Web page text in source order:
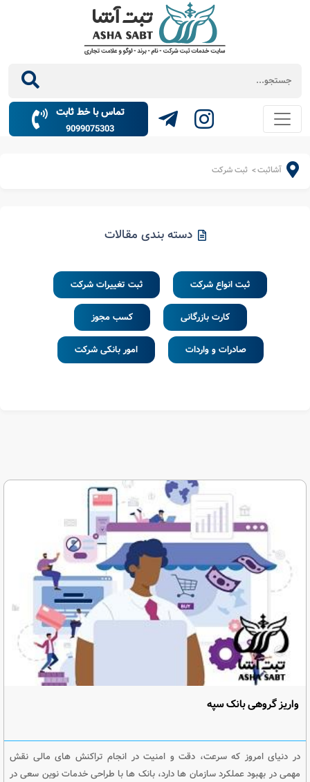
تماس با خط ثابت
9099075303
آشاثبت> ثبت شرکت
دسته بندی مقالات
ثبت انواع شرکت ثبت تغییرات شرکت
کارت بازرگانی کسب مجوز
صادرات و واردات امور بانکی شرکت
واریز گروهی بانک سپه
در دنیای امروز که سرعت، دقت و امنیت در انجام تراکنش های مالی نقش
مهمی در بهبود عملکرد سازمان ها دارد، بانک ها با طراحی خدمات نوین سعی در